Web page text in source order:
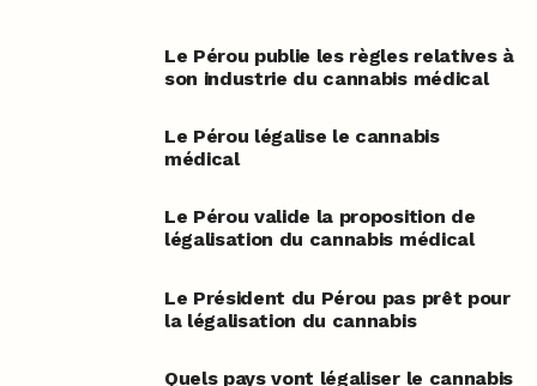
Le Pérou publie les règles relatives à
son industrie du cannabis médical
Le Pérou légalise le cannabis
médical
Le Pérou valide la proposition de
légalisation du cannabis médical
Le Président du Pérou pas prêt pour
la légalisation du cannabis
Quels pays vont légaliser le cannabis